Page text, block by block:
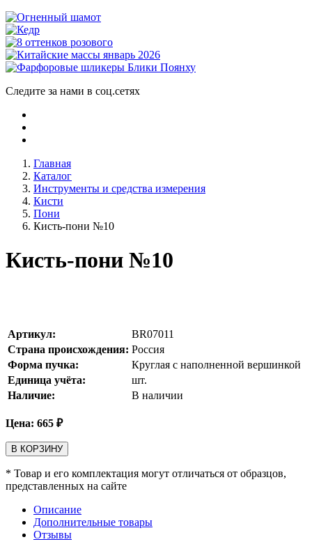
Следите за нами в соц.сетях
Главная
Каталог
Инструменты и средства измерения
Кисти
Пони
Кисть-пони №10
Кисть-пони №10
Артикул:
BR07011
Страна происхождения: Россия
Форма пучка:
Круглая с наполненной вершинкой
Единица учёта:
шт.
Наличие:
В наличии
Цена: 665 ₽
В КОРЗИНУ
* Товар и его комплектация могут отличаться от образцов,
представленных на сайте
Описание
Дополнительные товары
Отзывы